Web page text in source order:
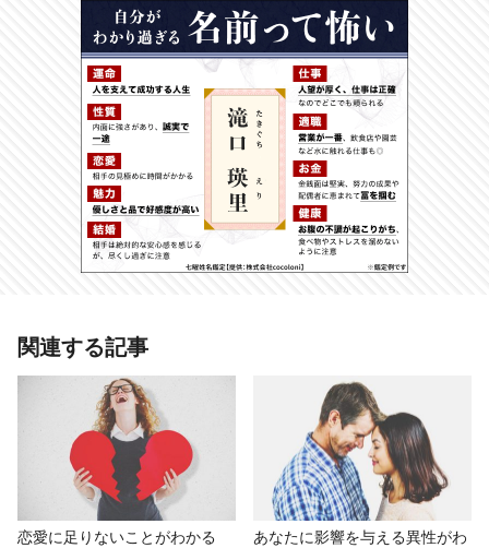
あわせて読みたい記事
【心理テスト】犬になったあなた、
どんな生活をしている？ 答えでわ
かる結婚願望
# おもしろ # 金森藍加 # 心理テスト # 結婚
関連する記事
恋愛に足りないことがわかる
あなたに影響を与える異性がわ